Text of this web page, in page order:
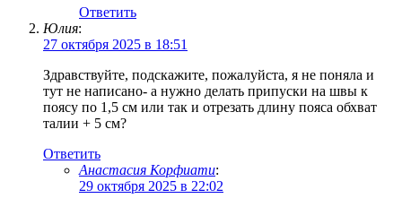
Ответить
Юлия:
27 октября 2025 в 18:51
Здравствуйте, подскажите, пожалуйста, я не поняла и
тут не написано- а нужно делать припуски на швы к
поясу по 1,5 см или так и отрезать длину пояса обхват
талии + 5 см?
Ответить
Анастасия Корфиати:
29 октября 2025 в 22:02